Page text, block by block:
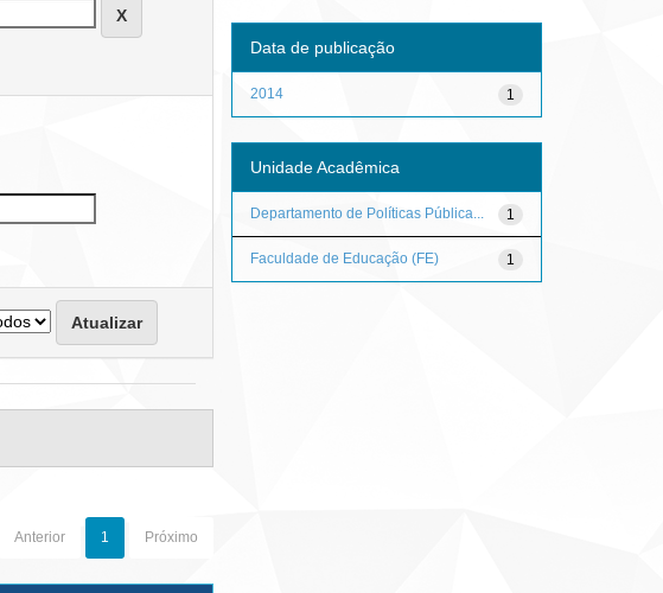
Anterior 1 Próximo
Data de publicação
1
2014
Unidade Acadêmica
1
Departamento de Políticas Pública...
1
Faculdade de Educação (FE)